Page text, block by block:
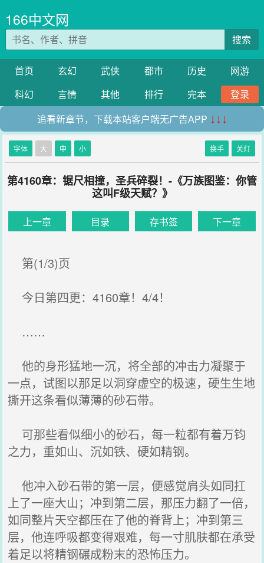
166中文网
搜索
首页 玄幻 武侠 都市 历史
网游
科幻
言情 其他 排行 完本
登录
追看新章节，下载本站客户端无广告APP ↓↓↓
字体 大 中 小 换手 关灯
第4160章：锯尺相撞，圣兵碎裂！-《万族图鉴：你管
这叫F级天赋？》
上一章 目录 存书签 下一章
第(1/3)页
今日第四更：4160章！4/4！
……
他的身形猛地一沉，将全部的冲击力凝聚于
一点，试图以那足以洞穿虚空的极速，硬生生地
撕开这条看似薄薄的砂石带。
可那些看似细小的砂石，每一粒都有着万钧
之力，重如山、沉如铁、硬如精钢。
他冲入砂石带的第一层，便感觉肩头如同扛
上了一座大山；冲到第二层，那压力翻了一倍，
如同整片天空都压在了他的脊背上；冲到第三
层，他连呼吸都变得艰难，每一寸肌肤都在承受
着足以将精钢碾成粉末的恐怖压力。